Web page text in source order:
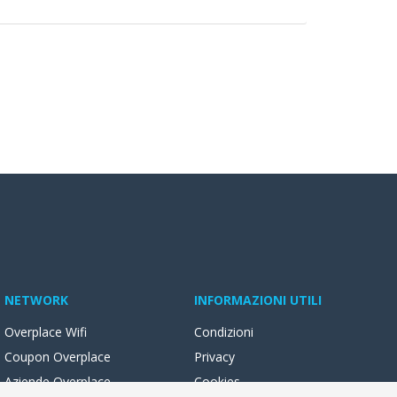
NETWORK
Overplace Wifi
Coupon Overplace
Aziende Overplace
INFORMAZIONI UTILI
Condizioni
Privacy
Cookies